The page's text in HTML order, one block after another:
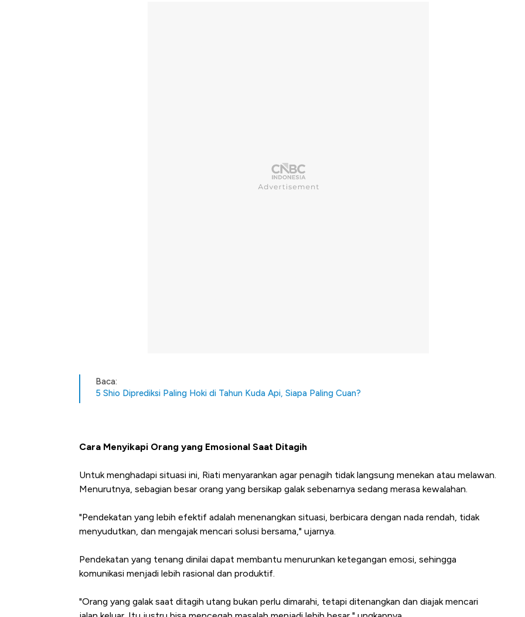
Baca:
5 Shio Diprediksi Paling Hoki di Tahun Kuda Api, Siapa Paling Cuan?
Cara Menyikapi Orang yang Emosional Saat Ditagih
Untuk menghadapi situasi ini, Riati menyarankan agar penagih tidak langsung menekan atau melawan.
Menurutnya, sebagian besar orang yang bersikap galak sebenarnya sedang merasa kewalahan.
"Pendekatan yang lebih efektif adalah menenangkan situasi, berbicara dengan nada rendah, tidak
menyudutkan, dan mengajak mencari solusi bersama," ujarnya.
Pendekatan yang tenang dinilai dapat membantu menurunkan ketegangan emosi, sehingga
komunikasi menjadi lebih rasional dan produktif.
"Orang yang galak saat ditagih utang bukan perlu dimarahi, tetapi ditenangkan dan diajak mencari